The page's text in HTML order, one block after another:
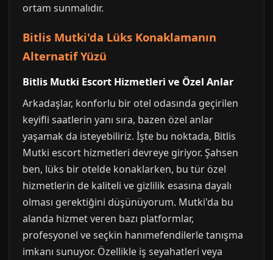
ortam sunmalıdır.
Bitlis Mutki'da Lüks Konaklamanın
Alternatif Yüzü
Bitlis Mutki Escort Hizmetleri ve Özel Anlar
Arkadaşlar, konforlu bir otel odasında geçirilen
keyifli saatlerin yanı sıra, bazen özel anlar
yaşamak da isteyebiliriz. İşte bu noktada, Bitlis
Mutki escort hizmetleri devreye giriyor. Şahsen
ben, lüks bir otelde konaklarken, bu tür özel
hizmetlerin de kaliteli ve gizlilik esasına dayalı
olması gerektiğini düşünüyorum. Mutki'da bu
alanda hizmet veren bazı platformlar,
profesyonel ve seçkin hanımefendilerle tanışma
imkanı sunuyor. Özellikle iş seyahatleri veya